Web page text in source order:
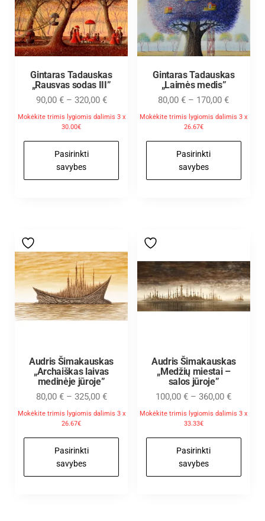
Gintaras Tadauskas
„Rausvas sodas III”
90,00 € – 320,00 €
Mokėkite trimis lygiomis dalimis 3 x
30.00€
Pasirinkti
savybes
Gintaras Tadauskas
„Laimės medis”
80,00€ – 170,00€
Mokėkite trimis lygiomis dalimis 3 x
26.67€
Pasirinkti
savybes
Audris Šimakauskas
„Archaiškas laivas
medinėje jūroje”
80,00 € – 325,00 €
Mokėkite trimis lygiomis dalimis 3 x
26.67€
Pasirinkti
savybes
Audris Šimakauskas
„Medžių miestai –
salos jūroje”
100,00€ – 360,00€
Mokėkite trimis lygiomis dalimis 3 x
33.33€
Pasirinkti
savybes